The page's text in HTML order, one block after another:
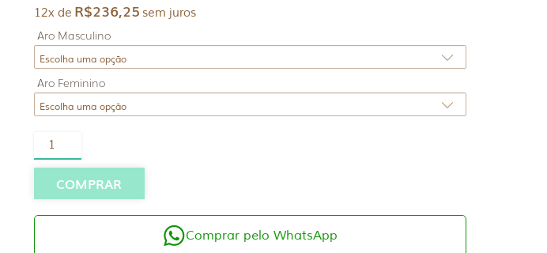
12x de R$236,25 sem juros
Aro Masculino
Aro Feminino
Alianças
Ouro
2,5mm
quantidade
COMPRAR
Comprar pelo WhatsApp